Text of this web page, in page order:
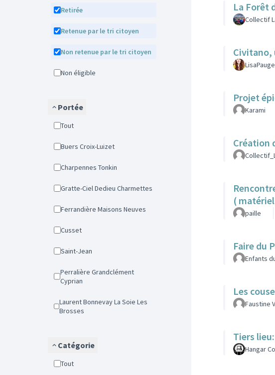
Retirée
Retenue par le tri citoyen
Non retenue par le tri citoyen
Non éligible
Portée
Tout
Buers Croix-Luizet
Charpennes Tonkin
Gratte-Ciel Dedieu Charmettes
Ferrandière Maisons Neuves
Cusset
Saint-Jean
Perralière Grandclément
Cyprian
Laurent Bonnevay La Soie Les
Brosses
Catégorie
Tout
La Forêt
Collectif
Civitano,
Projet
Karami
Création
(
paille
Faire du
Enfants
Les
Faustine
Tiers
Hangar